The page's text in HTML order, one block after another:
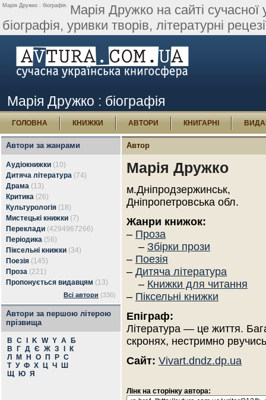
Марія Дружко : біографія. Марія Дружко на сайті сучасної
біографія, уривки творів, літературні
Марія Дружко : біографія
ГОЛОВНА КНИЖКИ АВТОРИ КНИГАРНІ
Автори за жанрами
Аудіокнижки (10)
Дитяча література (74)
Драма (13)
Критика (26)
Культурологія (18)
Мистецькі книжки (7)
Переклади (4294967266)
Періодика (56)
Піксельні книжки (34)
Поезія (145)
Проза (221)
Пропонується видавцям (13)
Всі автори (336)
Автори за першою літерою
прізвища
B C K W Y А
Б
В
Г Д Є Ж З
К
Л
М Н О П Р С
Т У Ф Х Ц Ч
Ш
Щ
Ю Я
Автор
Марія Дружко
м.Дніпродзержинськ,
Дніпропетровська обл.
Жанри книжок:
– Проза
– Збірки прози
– Поезія
– Дитяча література
– Книжки для читання
– Піксельні книжки
Епіграф:
Література — це життя.
скронях, нестримно
Сайт: Vivart.dndz.dp.ua
Лінк на сторінку автора: